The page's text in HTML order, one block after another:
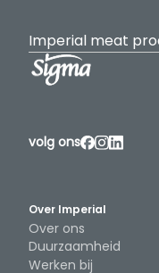
Imperial meat
Over Imperial
Over ons
Duurzaamheid
Werken bij
volg ons